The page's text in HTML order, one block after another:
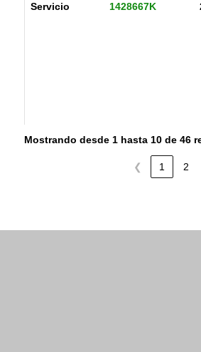
Servicio
1428667K
Mostrando desde 1 hasta 10 de 46
❮ 1 2